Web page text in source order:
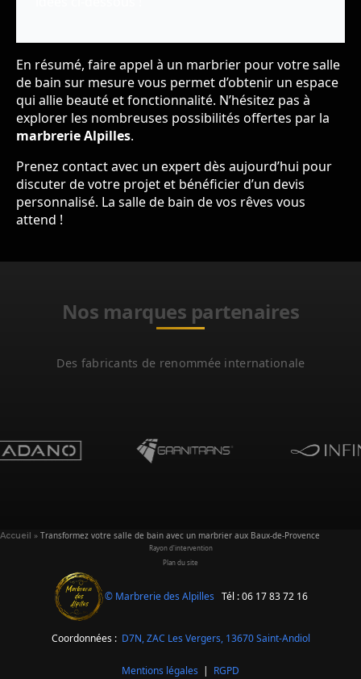
En résumé, faire appel à un marbrier pour votre salle
de bain sur mesure vous permet d’obtenir un espace
qui allie beauté et fonctionnalité. N’hésitez pas à
explorer les nombreuses possibilités offertes par la
marbrerie Alpilles.
Prenez contact avec un expert dès aujourd’hui pour
discuter de votre projet et bénéficier d’un devis
personnalisé. La salle de bain de vos rêves vous
attend !
Nos marques partenaires
Des fabricants de renommée internationale
Accueil » Transformez votre salle de bain avec un marbrier aux Baux-de-Provence
Rayon d'intervention
Plan du site
© Marbrerie des Alpilles Tél : 06 17 83 72 16
Coordonnées : D7N, ZAC Les Vergers, 13670 Saint-Andiol
Mentions légales | RGPD